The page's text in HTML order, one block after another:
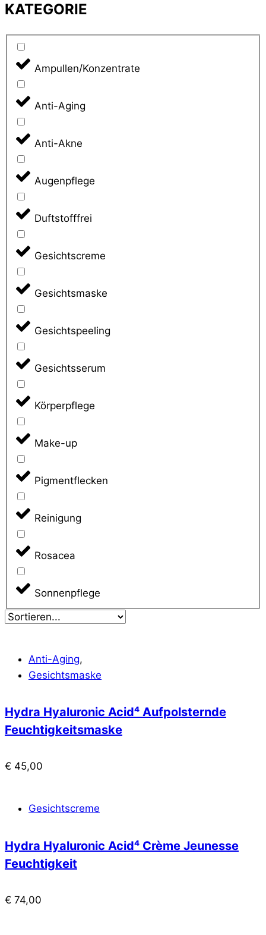
KATEGORIE
Ampullen/Konzentrate
Anti-Aging
Anti-Akne
Augenpflege
Duftstofffrei
Gesichtscreme
Gesichtsmaske
Gesichtspeeling
Gesichtsserum
Körperpflege
Make-up
Pigmentflecken
Reinigung
Rosacea
Sonnenpflege
Anti-Aging,
Gesichtsmaske
Hydra Hyaluronic Acid⁴ Aufpolsternde
Feuchtigkeitsmaske
€ 45,00
Gesichtscreme
Hydra Hyaluronic Acid⁴ Crème Jeunesse
Feuchtigkeit
€ 74,00